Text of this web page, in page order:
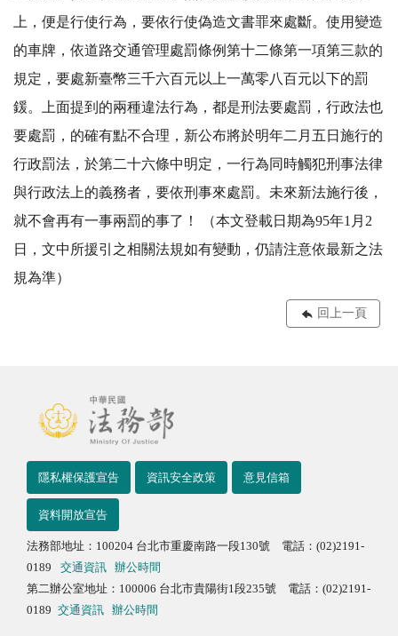
上，便是行使行為，要依行使偽造文書罪來處斷。使用變造
的車牌，依道路交通管理處罰條例第十二條第一項第三款的
規定，要處新臺幣三千六百元以上一萬零八百元以下的罰
鍰。上面提到的兩種違法行為，都是刑法要處罰，行政法也
要處罰，的確有點不合理，新公布將於明年二月五日施行的
行政罰法，於第二十六條中明定，一行為同時觸犯刑事法律
與行政法上的義務者，要依刑事來處罰。未來新法施行後，
就不會再有一事兩罰的事了！ （本文登載日期為95年1月2
日，文中所援引之相關法規如有變動，仍請注意依最新之法
規為準）
回上一頁
隱私權保護宣告 資訊安全政策 意見信箱
資料開放宣告
法務部地址：100204 台北市重慶南路一段130號 電話：(02)2191-
0189
交通資訊
辦公時間
第二辦公室地址：100006 台北市貴陽街1段235號 電話：(02)2191-
0189 交通資訊 辦公時間